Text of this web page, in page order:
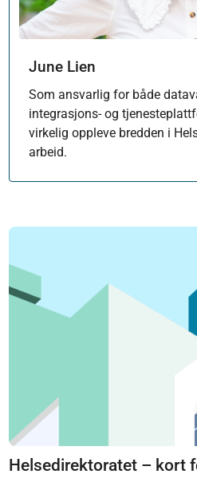
June Lien
Som ansvarlig for både
integrasjons- og
virkelig oppleve bredden i
arbeid.
Helsedirektoratet – kort